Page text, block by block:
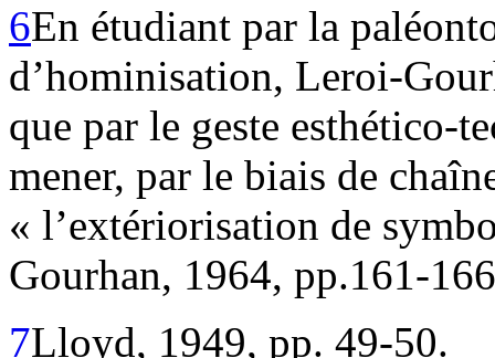
6En étudiant par la
d’hominisation, Leroi-
que par le geste esthético-
mener, par le biais de
« l’extériorisation de
Gourhan, 1964, pp.161-
7Lloyd, 1949, pp. 49-50.